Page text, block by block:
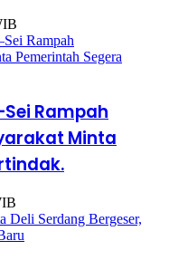
Rampah
Minta